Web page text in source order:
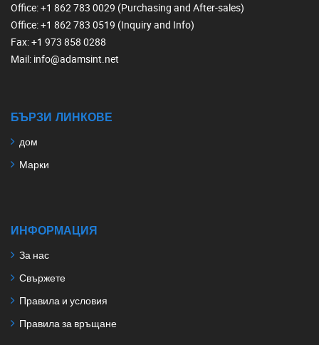
Office: +1 862 783 0029 (Purchasing and After-sales)
Office: +1 862 783 0519 (Inquiry and Info)
Fax: +1 973 858 0288
Mail: info@adamsint.net
БЪРЗИ ЛИНКОВЕ
дом
Марки
ИНФОРМАЦИЯ
За нас
Свържете
Правила и условия
Правила за връщане